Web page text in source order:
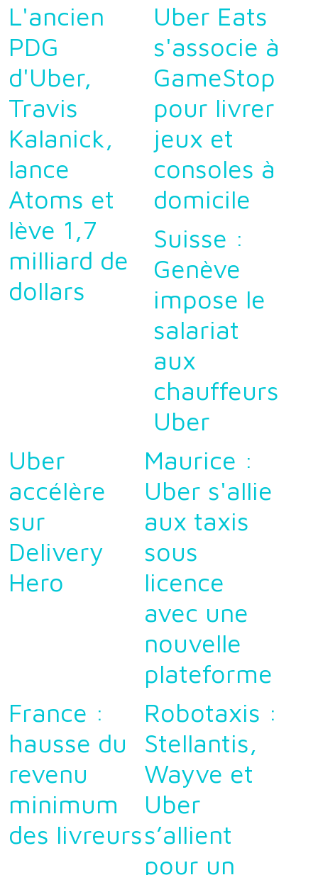
L'ancien
PDG
d'Uber,
Travis
Kalanick,
lance
Atoms et
lève 1,7
milliard de
dollars
Uber Eats
s'associe à
GameStop
pour livrer
jeux et
consoles à
domicile
Suisse :
Genève
impose le
salariat
aux
chauffeurs
Uber
Uber
accélère
sur
Delivery
Hero
Maurice :
Uber s'allie
aux taxis
sous
licence
avec une
nouvelle
plateforme
France :
hausse du
revenu
minimum
des livreurs
Robotaxis :
Stellantis,
Wayve et
Uber
s’allient
pour un